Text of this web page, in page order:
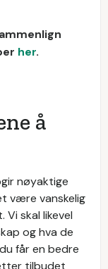
her.
å
nøyaktige
være vanskelig
Vi skal likevel
og hva de
får en bedre
tilbudet